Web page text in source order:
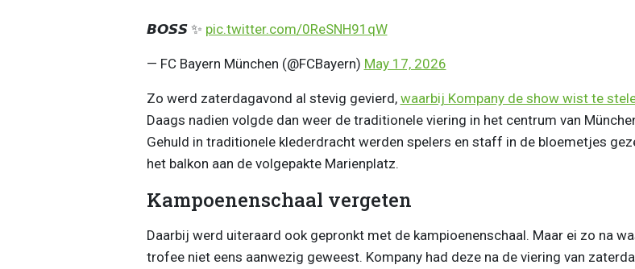
𝘽𝙊𝙎𝙎 ✨ pic.twitter.com/0ReSNH91qW
— FC Bayern München (@FCBayern) May 17, 2026
Zo werd zaterdagavond al stevig gevierd, waarbij Kompany de show wist te
Daags nadien volgde dan weer de traditionele viering in het centrum van
Gehuld in traditionele klederdracht werden spelers en staff in de bloemetjes
het balkon aan de volgepakte Marienplatz.
Kampoenenschaal vergeten
Daarbij werd uiteraard ook gepronkt met de kampioenenschaal. Maar ei zo na
trofee niet eens aanwezig geweest. Kompany had deze na de viering van